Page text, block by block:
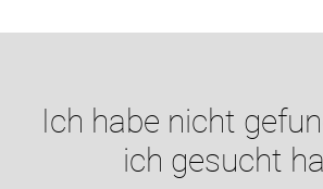
Ich habe nicht
ich gesucht